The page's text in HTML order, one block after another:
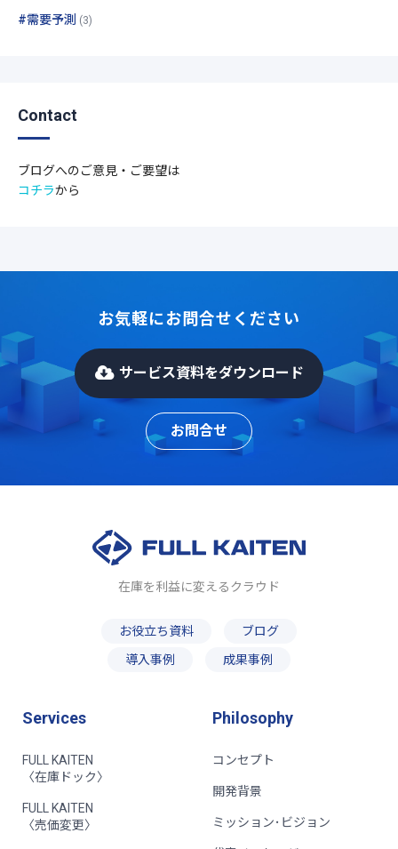
#需要予測 (3)
Contact
ブログへのご意見・ご要望は
コチラから
お気軽にお問合せください
サービス資料をダウンロード
お問合せ
在庫を利益に変えるクラウド
お役立ち資料
ブログ
導入事例
成果事例
Services
FULL KAITEN
〈在庫ドック〉
FULL KAITEN
〈売価変更〉
Philosophy
コンセプト
開発背景
ミッション･ビジョン